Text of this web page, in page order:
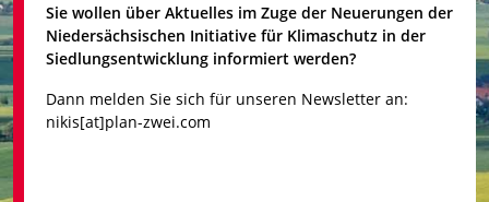
Sie wollen über Aktuelles im Zuge der Neuerungen der
Niedersächsischen Initiative für Klimaschutz in der
Siedlungsentwicklung informiert werden?
Dann melden Sie sich für unseren Newsletter an:
nikis[at]plan-zwei.com